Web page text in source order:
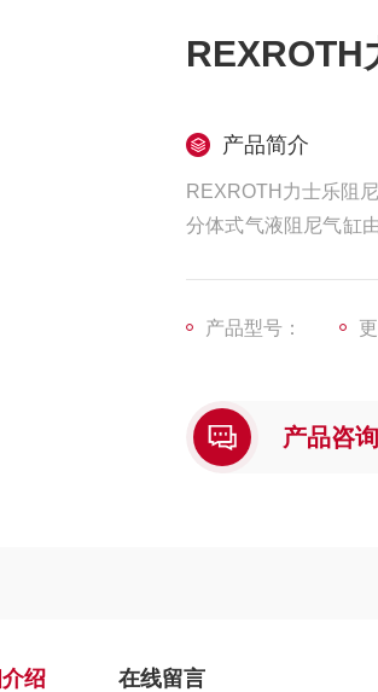
REXROTH
产品简介
REXROTH力士乐阻
分体式气液阻尼气缸
气缸能实现在任意位
产品型号：
产品咨询
绍 在线留言